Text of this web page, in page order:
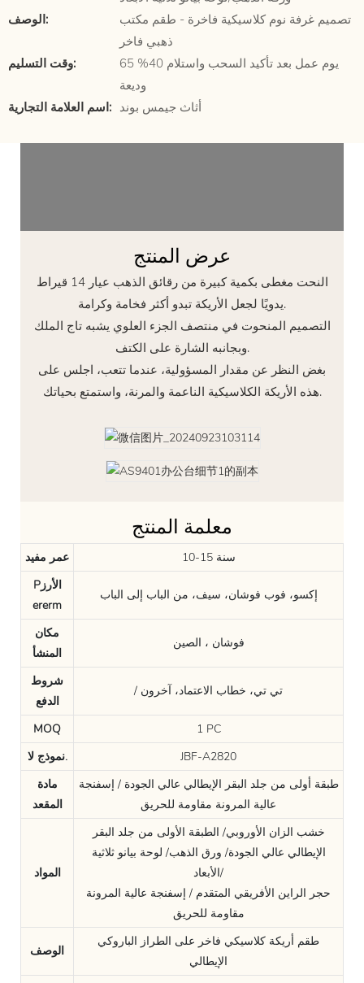
الوصف:
تصميم غرفة نوم كلاسيكية فاخرة - طقم مكتب
ذهبي فاخر
وقت التسليم:
65 يوم عمل بعد تأكيد السحب واستلام 40%
وديعة
اسم العلامة التجارية: أثاث جيمس بوند
عرض المنتج
النحت مغطى بكمية كبيرة من رقائق الذهب عيار 14 قيراط
يدويًا لجعل الأريكة تبدو أكثر فخامة وكرامة.
التصميم المنحوت في منتصف الجزء العلوي يشبه تاج الملك
وبجانبه الشارة على الكتف.
بغض النظر عن مقدار المسؤولية، عندما تتعب، اجلس على
هذه الأريكة الكلاسيكية الناعمة والمرنة، واستمتع بحياتك.
معلمة المنتج
عمر مفيد
10-15 سنة
Pالأرز
ererm
إكسو، فوب فوشان، سيف، من الباب إلى الباب
مكان
المنشأ
فوشان ، الصين
شروط
الدفع
/ تي تي، خطاب الاعتماد، آخرون
MOQ
1 PC
نموذج لا.
JBF-A2820
مادة
المقعد
طبقة أولى من جلد البقر الإيطالي عالي الجودة / إسفنجة
عالية المرونة مقاومة للحريق
المواد
خشب الزان الأوروبي/ الطبقة الأولى من جلد البقر
الإيطالي عالي الجودة/ ورق الذهب/ لوحة بيانو ثلاثية
الأبعاد/
حجر الراين الأفريقي المتقدم / إسفنجة عالية المرونة
مقاومة للحريق
الوصف
طقم أريكة كلاسيكي فاخر على الطراز الباروكي
الإيطالي